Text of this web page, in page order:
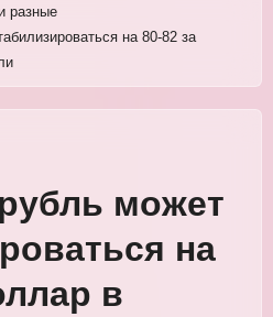
разные
на 80-82 за
может
на
в